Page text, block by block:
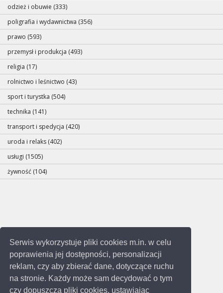
Serwis wykorzystuje pliki cookies m.in. w celu
poprawienia jej dostępności, personalizacji
reklam, czy aby zbierać dane, dotyczące ruchu
na stronie. Każdy może sam decydować o tym
czy dopuszcza pliki cookies, ustawiając
odzież i obuwie (333)
poligrafia i wydawnictwa (356)
prawo (593)
przemysł i produkcja (493)
religia (17)
rolnictwo i leśnictwo (43)
sport i turystka (504)
technika (141)
transport i spedycja (420)
uroda i relaks (402)
usługi (1505)
żywność (104)